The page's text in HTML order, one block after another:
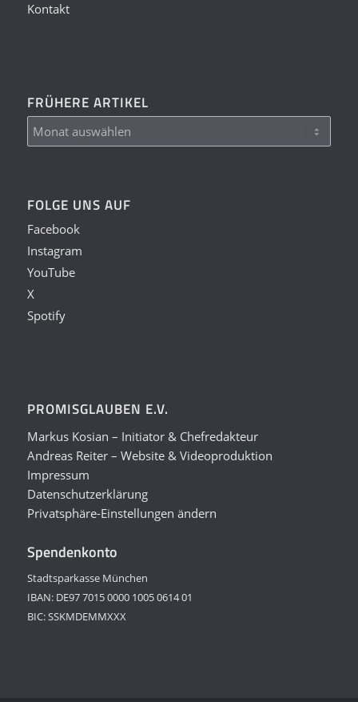
Kontakt
FRÜHERE ARTIKEL
FOLGE UNS AUF
Facebook
Instagram
YouTube
X
Spotify
PROMISGLAUBEN E.V.
Markus Kosian – Initiator & Chefredakteur
Andreas Reiter – Website & Videoproduktion
Impressum
Datenschutzerklärung
Privatsphäre-Einstellungen ändern
Spendenkonto
Stadtsparkasse München
IBAN: DE97 7015 0000 1005 0614 01
BIC: SSKMDEMMXXX